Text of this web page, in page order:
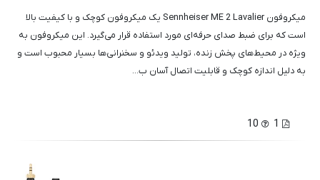
میکروفون Sennheiser ME 2 Lavalier یک میکروفون کوچک و با کیفیت بالا
است که برای ضبط صدای حرفه‌ای مورد استفاده قرار می‌گیرد. این میکروفون به
ویژه در محیط‌های پخش زنده، تولید ویدئو و سخنرانی‌ها بسیار محبوب است و
به دلیل اندازه کوچک و قابلیت اتصال آسان ب...
1
10